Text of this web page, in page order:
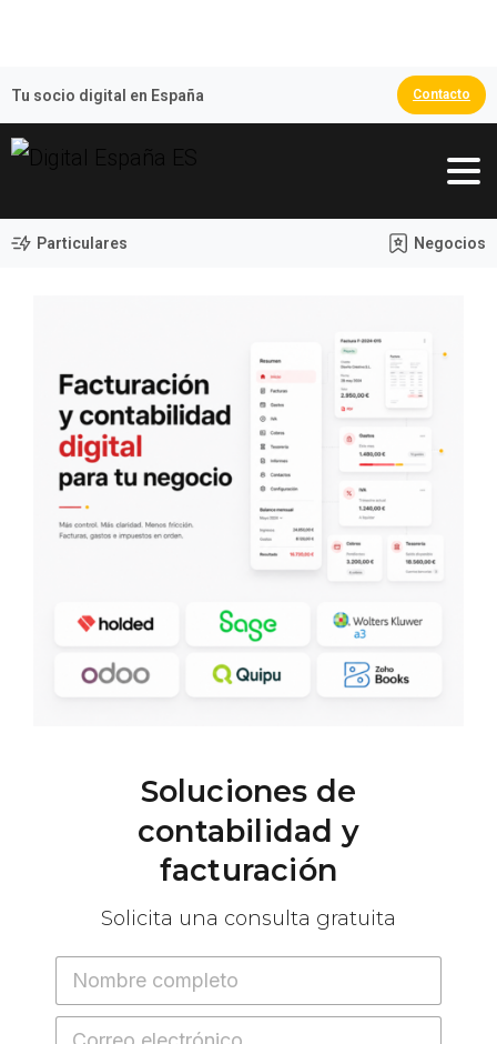
Tu socio digital en España Contacto
Particulares Negocios
Soluciones de
contabilidad y
facturación
Solicita una consulta gratuita